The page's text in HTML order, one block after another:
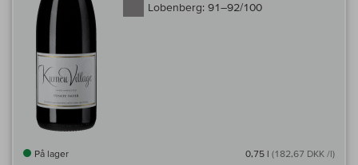
Lobenberg: 91–92/100
På lager 0,75 l (182,67 DKK /l)